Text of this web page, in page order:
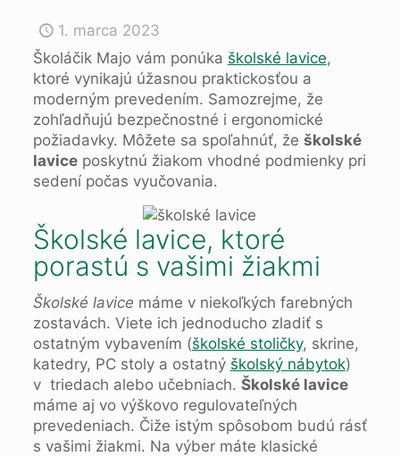
1. marca 2023
Školáčik Majo vám ponúka školské lavice,
ktoré vynikajú úžasnou praktickosťou a
moderným prevedením. Samozrejme, že
zohľadňujú bezpečnostné i ergonomické
požiadavky. Môžete sa spoľahnúť, že školské
laviceposkytnú žiakom vhodné podmienky pri
sedení počas vyučovania.
Školské lavice, ktoré
porastú s vašimi žiakmi
Školské lavice máme v niekoľkých farebných
zostavách. Viete ich jednoducho zladiť s
ostatným vybavením (školské stoličky, skrine,
katedry, PC stoly a ostatný školský nábytok)
v triedach alebo učebniach. Školské lavice
máme aj vo výškovo regulovateľných
prevedeniach. Čiže istým spôsobom budú rásť
s vašimi žiakmi. Na výber máte klasické